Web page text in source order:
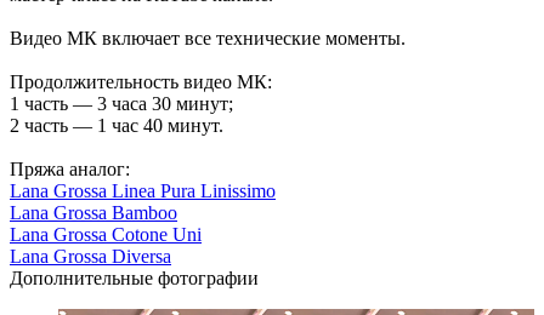
Видео МК включает все технические моменты.
Продолжительность видео МК:
1 часть — 3 часа 30 минут;
2 часть — 1 час 40 минут.
Пряжа аналог:
Lana Grossa Linea Pura Linissimo
Lana Grossa Bamboo
Lana Grossa Cotone Uni
Lana Grossa Diversa
Дополнительные фотографии